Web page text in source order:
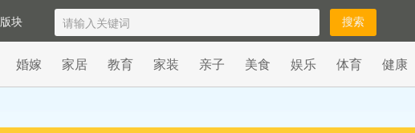
版块
婚嫁 家居 教育 家装 亲子 美食 娱乐 体育 健康